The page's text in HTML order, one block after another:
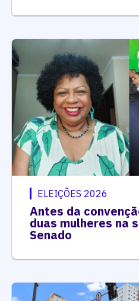
ELEIÇÕES 2026
Antes da
duas mulheres na
Senado